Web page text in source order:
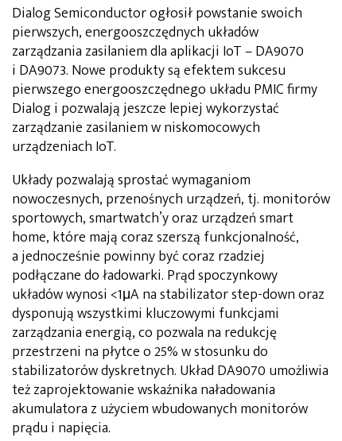
Dialog Semiconductor ogłosił powstanie swoich
pierwszych, energooszczędnych układów
zarządzania zasilaniem dla aplikacji IoT – DA9070
i DA9073. Nowe produkty są efektem sukcesu
pierwszego energooszczędnego układu PMIC firmy
Dialog i pozwalają jeszcze lepiej wykorzystać
zarządzanie zasilaniem w niskomocowych
urządzeniach IoT.
Układy pozwalają sprostać wymaganiom
nowoczesnych, przenośnych urządzeń, tj. monitorów
sportowych, smartwatch’y oraz urządzeń smart
home, które mają coraz szerszą funkcjonalność,
a jednocześnie powinny być coraz rzadziej
podłączane do ładowarki. Prąd spoczynkowy
układów wynosi <1μA na stabilizator step-down oraz
dysponują wszystkimi kluczowymi funkcjami
zarządzania energią, co pozwala na redukcję
przestrzeni na płytce o 25% w stosunku do
stabilizatorów dyskretnych. Układ DA9070 umożliwia
też zaprojektowanie wskaźnika naładowania
akumulatora z użyciem wbudowanych monitorów
prądu i napięcia.